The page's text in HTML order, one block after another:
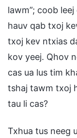
lawm”; coob
hauv qab txoj
txoj kev ntxias
kov yeej. Qhov
cas ua lus tim
tshaj tawm txoj
tau li cas?
Txhua tus neeg